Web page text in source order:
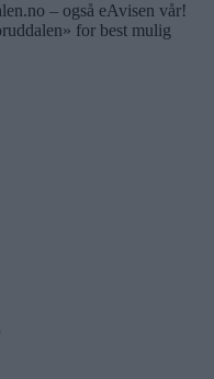
– også eAvisen vår!
for best mulig